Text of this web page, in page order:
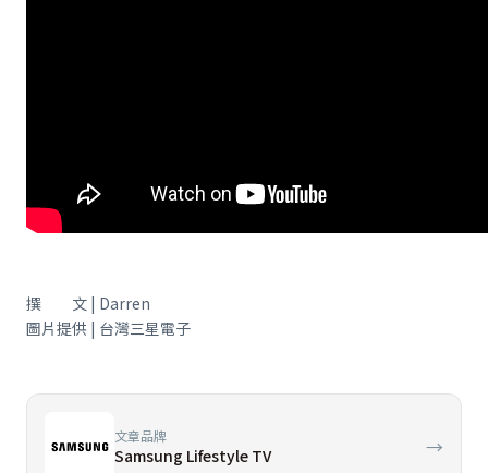
撰 文 | Darren
圖片提供 | 台灣三星電子
文章品牌
Samsung Lifestyle TV →